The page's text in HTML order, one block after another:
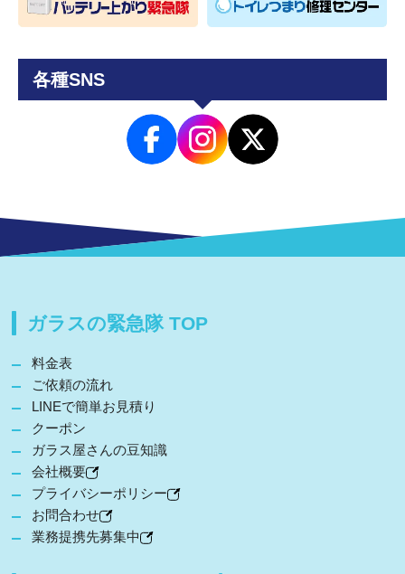
各種SNS
ガラスの緊急隊 TOP
料金表
ご依頼の流れ
LINEで簡単お見積り
クーポン
ガラス屋さんの豆知識
会社概要
プライバシーポリシー
お問合わせ
業務提携先募集中